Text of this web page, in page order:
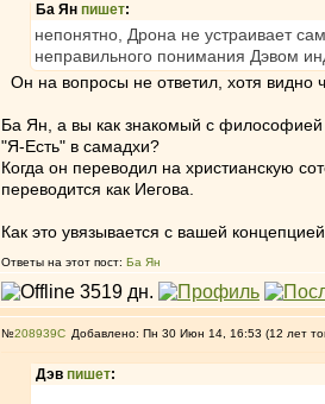
Ба Ян пишет:
непонятно, Дрона не устраивает
неправильного понимания Дэвом
Он на вопросы не ответил, хотя видно
Ба Ян, а вы как знакомый с философией
"Я-Есть" в самадхи?
Когда он переводил на христианскую
переводится как Иегова.
Как это увязывается с вашей
Ответы на этот пост: Ба Ян
№208939 Добавлено: Пн 30 Июн 14, 16:53 (12 лет
Дэв пишет: